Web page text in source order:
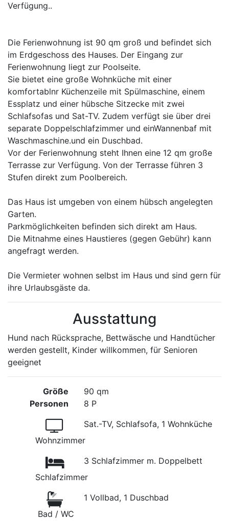
Verfügung..
Die Ferienwohnung ist 90 qm groß und befindet sich
im Erdgeschoss des Hauses. Der Eingang zur
Ferienwohnung liegt zur Poolseite.
Sie bietet eine große Wohnküche mit einer
komfortablnr Küchenzeile mit Spülmaschine, einem
Essplatz und einer hübsche Sitzecke mit zwei
Schlafsofas und Sat-TV. Zudem verfügt sie über drei
separate Doppelschlafzimmer und einWannenbaf mit
Waschmaschine.und ein Duschbad.
Vor der Ferienwohnung steht Ihnen eine 12 qm große
Terrasse zur Verfügung. Von der Terrasse führen 3
Stufen direkt zum Poolbereich.
Das Haus ist umgeben von einem hübsch angelegten
Garten.
Parkmöglichkeiten befinden sich direkt am Haus.
Die Mitnahme eines Haustieres (gegen Gebühr) kann
angefragt werden.
Die Vermieter wohnen selbst im Haus und sind gern für
ihre Urlaubsgäste da.
Ausstattung
Hund nach Rücksprache, Bettwäsche und Handtücher
werden gestellt, Kinder willkommen, für Senioren
geeignet
Größe
Personen
90 qm
8 P
Wohnzimmer
Sat.-TV, Schlafsofa, 1 Wohnküche
Schlafzimmer
3 Schlafzimmer m. Doppelbett
Bad / WC
1 Vollbad, 1 Duschbad